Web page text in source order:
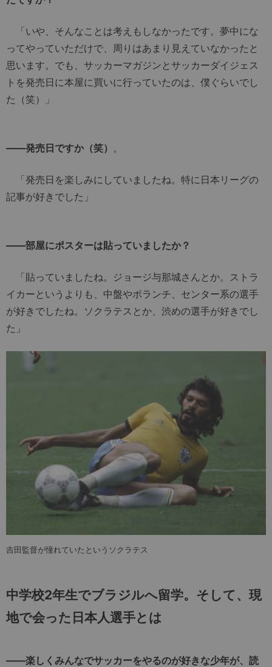
「いや、そんなことは考えもしなかったです。夢中にな
ってやっていただけで、周りはあまり見えていなかったと
思います。でも、サッカーマガジンとサッカーダイジェス
トを発売日に本屋に買いに行っていたのは、僕ぐらいでし
た（笑）」
――発売日ですか（笑） 。
「発売日を楽しみにしていましたね。特に日本リーグの
記事が好きでした」
――部屋にポスターは貼っていましたか？
「貼っていましたね。ジョージ与那城さんとか。ストラ
イカーというよりも、中盤やボランチ、センター系の選手
が好きでしたね。ソクラテスとか、渋めの選手が好きでし
た」
吉田監督が憧れていたというソクラテス
中学校2年生でブラジルへ留学。そして、現
地で会った日本人選手とは
――楽しくみんなでサッカーをやるのが好きな少年が、読